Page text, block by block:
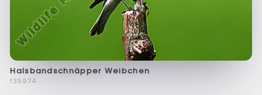
Halsbandschnäpper Weibchen
f35974